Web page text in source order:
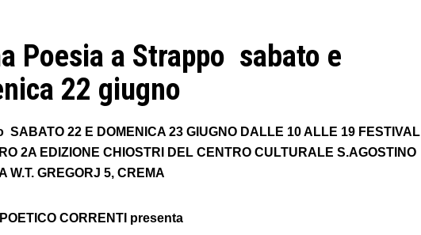
Poesia a Strappo sabato e
22 giugno
SABATO 22 E DOMENICA 23 GIUGNO DALLE 10 ALLE 19 FESTIVAL
2A EDIZIONE CHIOSTRI DEL CENTRO CULTURALE S.AGOSTINO
W.T. GREGORJ 5, CREMA
CORRENTI presenta